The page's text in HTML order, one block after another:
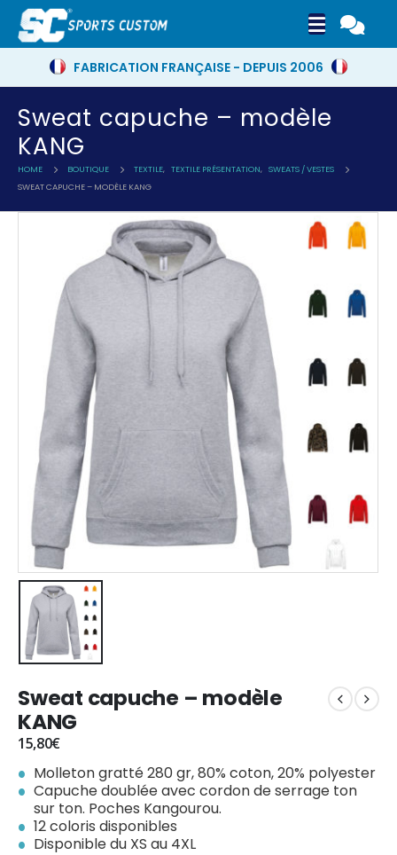
FABRICATION FRANÇAISE - DEPUIS 2006
Sweat capuche – modèle
KANG
HOME BOUTIQUE TEXTILE, TEXTILE PRÉSENTATION, SWEATS / VESTES
SWEAT CAPUCHE – MODÈLE KANG
Sweat capuche – modèle
KANG
15,80€
Molleton gratté 280 gr, 80% coton, 20% polyester
Capuche doublée avec cordon de serrage ton
sur ton. Poches Kangourou.
12 coloris disponibles
Disponible du XS au 4XL